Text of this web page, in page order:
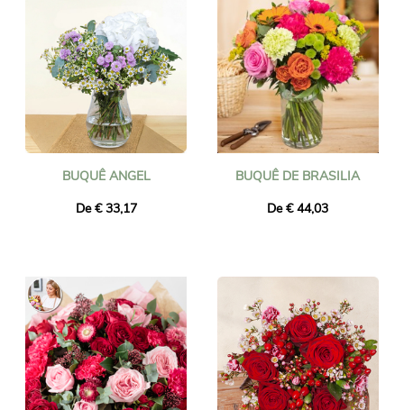
BUQUÊ ANGEL
De € 33,17
BUQUÊ DE BRASILIA
De € 44,03